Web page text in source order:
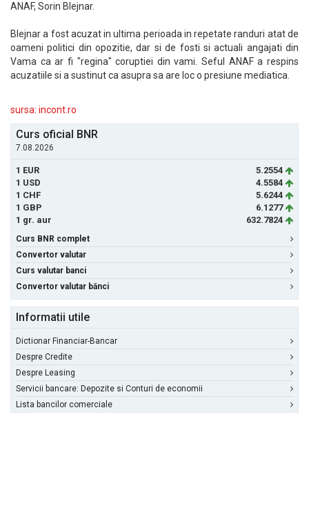
ANAF, Sorin Blejnar.
Blejnar a fost acuzat in ultima perioada in repetate randuri atat de
oameni politici din opozitie, dar si de fosti si actuali angajati din
Vama ca ar fi "regina" coruptiei din vami. Seful ANAF a respins
acuzatiile si a sustinut ca asupra sa are loc o presiune mediatica.
sursa: incont.ro
Curs oficial BNR
7.08.2026
1 EUR
5.2554
1 USD
4.5584
1 CHF
5.6244
1 GBP
6.1277
1 gr. aur
632.7824
Curs BNR complet
Convertor valutar
Curs valutar banci
Convertor valutar bănci
Informatii utile
Dictionar Financiar-Bancar
Despre Credite
Despre Leasing
Servicii bancare: Depozite si Conturi de economii
Lista bancilor comerciale